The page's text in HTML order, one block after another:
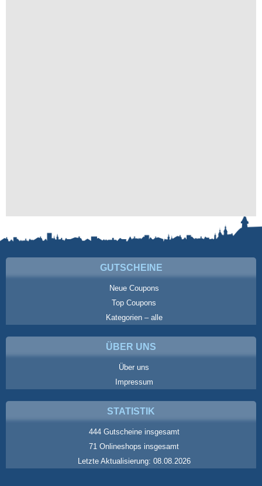
GUTSCHEINE
Neue Coupons
Top Coupons
Kategorien – alle
ÜBER UNS
Über uns
Impressum
STATISTIK
444 Gutscheine insgesamt
71 Onlineshops insgesamt
Letzte Aktualisierung: 08.08.2026